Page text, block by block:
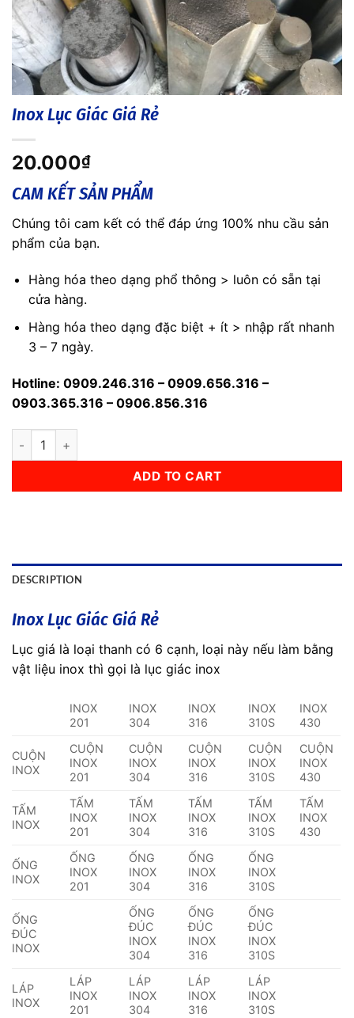
Inox Lục Giác Giá Rẻ
20.000₫
CAM KẾT SẢN PHẨM
Chúng tôi cam kết có thể đáp ứng 100% nhu cầu sản
phẩm của bạn.
Hàng hóa theo dạng phổ thông > luôn có sẵn tại
cửa hàng.
Hàng hóa theo dạng đặc biệt + ít > nhập rất nhanh
3 – 7 ngày.
Hotline: 0909.246.316 – 0909.656.316 –
0903.365.316 – 0906.856.316
Inox Lục Giác Giá Rẻ quantity
ADD TO CART
DESCRIPTION
Inox Lục Giác Giá Rẻ
Lục giá là loại thanh có 6 cạnh, loại này nếu làm bằng
vật liệu inox thì gọi là lục giác inox
INOX
201
INOX
304
INOX
316
INOX
310S
INOX
430
CUỘN
INOX
CUỘN
INOX
201
CUỘN
INOX
304
CUỘN
INOX
316
CUỘN
INOX
310S
CUỘN
INOX
430
TẤM
INOX
TẤM
INOX
201
TẤM
INOX
304
TẤM
INOX
316
TẤM
INOX
310S
TẤM
INOX
430
ỐNG
INOX
ỐNG
INOX
201
ỐNG
INOX
304
ỐNG
INOX
316
ỐNG
INOX
310S
ỐNG
ĐÚC
INOX
ỐNG
ĐÚC
INOX
304
ỐNG
ĐÚC
INOX
316
ỐNG
ĐÚC
INOX
310S
LÁP
INOX
LÁP
INOX
201
LÁP
INOX
304
LÁP
INOX
316
LÁP
INOX
310S